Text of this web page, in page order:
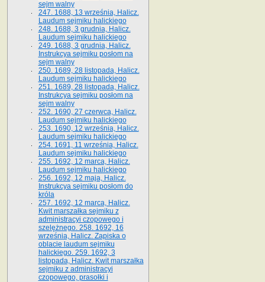
sejm walny
247. 1688, 13 września, Halicz.
Laudum sejmiku halickiego
248. 1688, 3 grudnia, Halicz.
Laudum sejmiku halickiego
249. 1688, 3 grudnia, Halicz.
Instrukcya sejmiku posłom na
sejm walny
250. 1689, 28 listopada, Halicz.
Laudum sejmiku halickiego
251. 1689, 28 listopada, Halicz.
Instrukcya sejmiku posłom na
sejm walny
252. 1690, 27 czerwca, Halicz.
Laudum sejmiku halickiego
253. 1690, 12 września, Halicz.
Laudum sejmiku halickiego
254. 1691, 11 września, Halicz.
Laudum sejmiku halickiego
255. 1692, 12 marca, Halicz.
Laudum sejmiku halickiego
256. 1692, 12 maja, Halicz.
Instrukcya sejmiku posłom do
króla
257. 1692, 12 marca, Halicz.
Kwit marszałka sejmiku z
administracyi czopowego i
szelężnego. 258. 1692, 16
września, Halicz. Zapiska o
oblacie laudum sejmiku
halickiego. 259. 1692, 3
listopada, Halicz. Kwit marszałka
sejmiku z administracyi
czopowego, prasołki i